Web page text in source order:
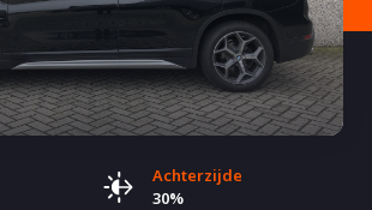
Achterzijde
30%